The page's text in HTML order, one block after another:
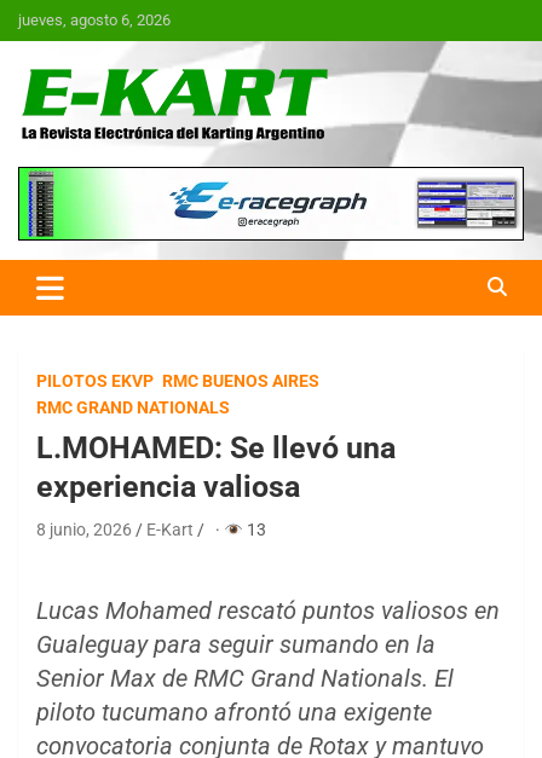
Saltar
al
jueves, agosto 6, 2026
E-Kart.com.ar | La Revista
Electrónica del Karting en
Argentina
PILOTOS EKVP RMC BUENOS AIRES
RMC GRAND NATIONALS
L.MOHAMED: Se llevó una
experiencia valiosa
8 junio, 2026 E-Kart · 13
Lucas Mohamed rescató puntos valiosos en
Gualeguay para seguir sumando en la
Senior Max de RMC Grand Nationals. El
piloto tucumano afrontó una exigente
convocatoria conjunta de Rotax y mantuvo